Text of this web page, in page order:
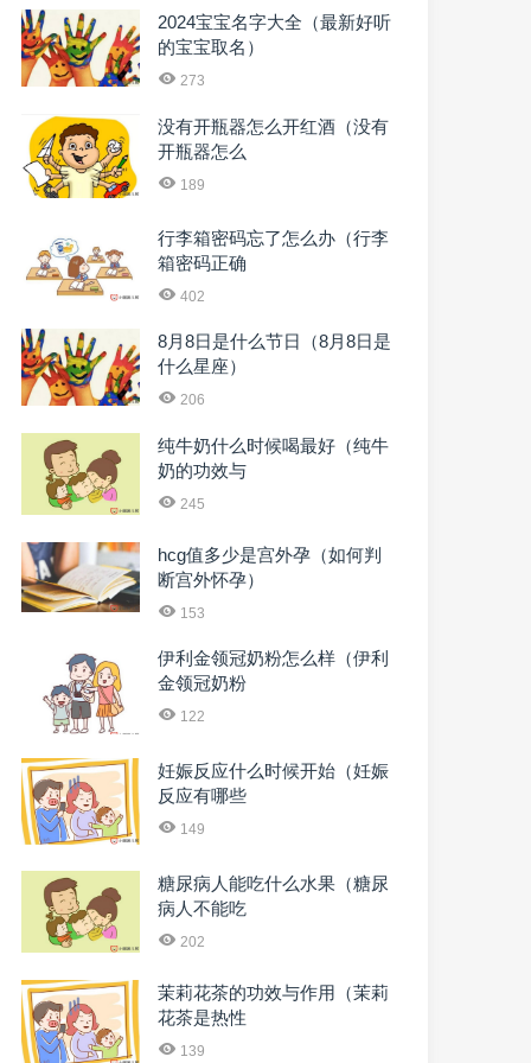
2024宝宝名字大全（最新好听
的宝宝取名）
273
没有开瓶器怎么开红酒（没有
开瓶器怎么
189
行李箱密码忘了怎么办（行李
箱密码正确
402
8月8日是什么节日（8月8日是
什么星座）
206
纯牛奶什么时候喝最好（纯牛
奶的功效与
245
hcg值多少是宫外孕（如何判
断宫外怀孕）
153
伊利金领冠奶粉怎么样（伊利
金领冠奶粉
122
妊娠反应什么时候开始（妊娠
反应有哪些
149
糖尿病人能吃什么水果（糖尿
病人不能吃
202
茉莉花茶的功效与作用（茉莉
花茶是热性
139